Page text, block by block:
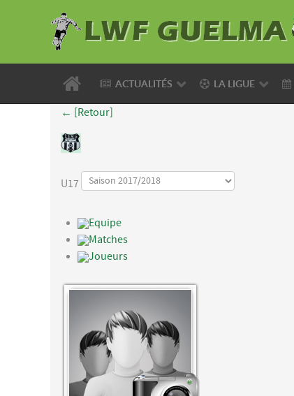
ACTUALITÉS LA LIGUE
← [Retour]
U17
Equipe
Matches
Joueurs